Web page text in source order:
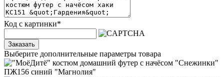
Код с картинки*
Заказать
Выберите дополнительные параметры товара